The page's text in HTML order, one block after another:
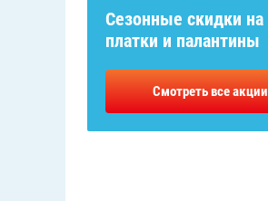
Сезонные скидки на
платки и палантины
Смотреть все акции